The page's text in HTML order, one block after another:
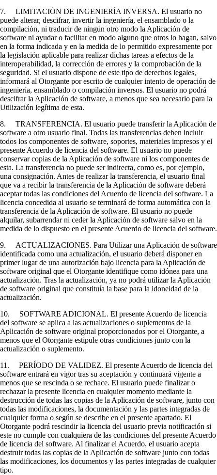
7. LIMITACIÓN DE INGENIERÍA INVERSA. El usuario no
puede alterar, descifrar, invertir la ingeniería, el ensamblado o la
compilación, ni traducir de ningún otro modo la Aplicación de
software ni ayudar o facilitar en modo alguno que otros lo hagan, salvo
en la forma indicada y en la medida de lo permitido expresamente por
la legislación aplicable para realizar dichas tareas a efectos de la
interoperabilidad, la corrección de errores y la comprobación de la
seguridad. Si el usuario dispone de este tipo de derechos legales,
informará al Otorgante por escrito de cualquier intento de operación de
ingeniería, ensamblado o compilación inversos. El usuario no podrá
descifrar la Aplicación de software, a menos que sea necesario para la
Utilización legítima de esta.
8. TRANSFERENCIA. El usuario puede transferir la Aplicación de
software a otro usuario final. Todas las transferencias deben incluir
todos los componentes de software, soportes, materiales impresos y el
presente Acuerdo de licencia del software. El usuario no puede
conservar copias de la Aplicación de software ni los componentes de
esta. La transferencia no puede ser indirecta, como es, por ejemplo,
una consignación. Antes de realizar la transferencia, el usuario final
que va a recibir la transferencia de la Aplicación de software deberá
aceptar todas las condiciones del Acuerdo de licencia del software. La
licencia concedida al usuario se terminará de forma automática con la
transferencia de la Aplicación de software. El usuario no puede
alquilar, subarrendar ni ceder la Aplicación de software salvo en la
medida de lo dispuesto en el presente Acuerdo de licencia del software.
9. ACTUALIZACIONES. Para Utilizar una Aplicación de software
identificada como una actualización, el usuario deberá disponer en
primer lugar de una autorización bajo licencia para la Aplicación de
software original que el Otorgante identifique como idónea para una
actualización. Tras la actualización, ya no podrá utilizar la Aplicación
de software original que constituía la base para la idoneidad de la
actualización.
10. SOFTWARE ADICIONAL. El presente Acuerdo de licencia
del software se aplica a las actualizaciones o suplementos de la
Aplicación de software original proporcionados por el Otorgante, a
menos que el Otorgante estipule otras condiciones junto con la
actualización o suplemento.
11. PERÍODO DE VALIDEZ. El presente Acuerdo de licencia del
software entrará en vigor tras su aceptación y continuará vigente a
menos que se rescinda o se rechace. El usuario puede finalizar o
rechazar la presente licencia en cualquier momento mediante la
destrucción de todas las copias de la Aplicación de software, junto con
todas las modificaciones, la documentación y las partes integradas de
cualquier forma o según se describe en el presente apartado. El
Otorgante podrá rescindir la licencia del usuario previa notificación si
este no cumple con cualquiera de las condiciones del presente Acuerdo
de licencia del software. Al finalizar el Acuerdo, el usuario acepta
destruir todas las copias de la Aplicación de software junto con todas
las modificaciones, los documentos y las partes integradas de cualquier
tipo.